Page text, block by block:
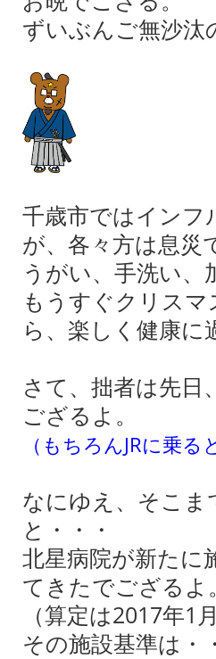
ずいぶんご無沙
千歳市ではイン
が、各々方は息災
うがい、手洗い
もうすぐクリス
ら、楽しく健康
さて、拙者は先日
ござるよ。
（もちろんJRに乗
なにゆえ、そこ
と・・・
北星病院が新たに
てきたでござるよ。
（算定は2017年
その施設基準は・